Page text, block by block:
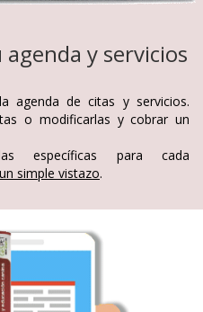
y servicios
agenda de citas y servicios.
o modificarlas y cobrar un
específicas para cada
simple vistazo.